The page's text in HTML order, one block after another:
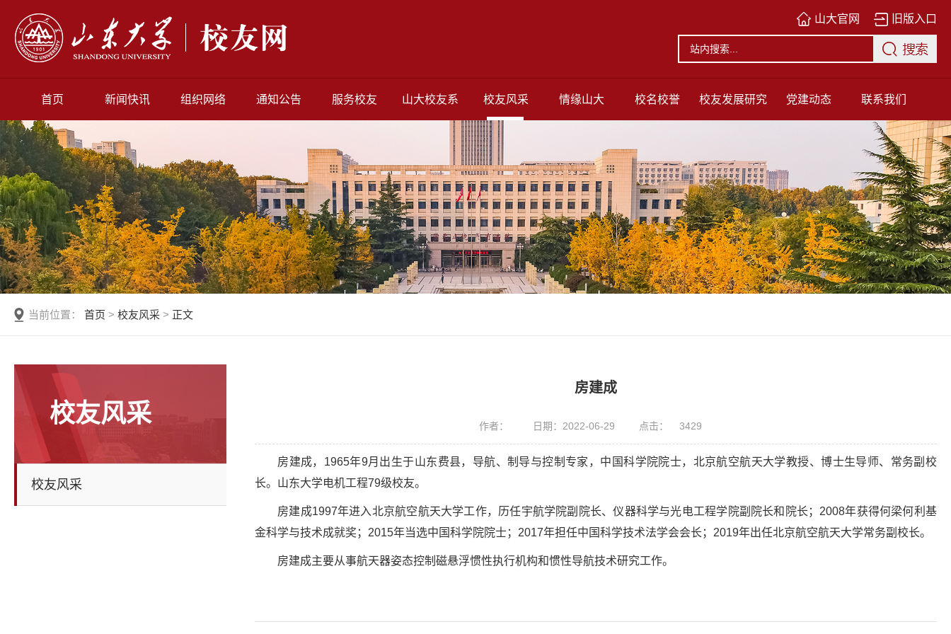
山大官网 旧版入口
首页 新闻快讯 组织网络 通知公告 服务校友 山大校友系 校友风采 情缘山大 校名校誉 校友发展研究 党建动态 联系我们
当前位置：首页 >校友风采 > 正文
校友风采
校友风采
房建成
作者： 日期：2022-06-29 点击： 3429
房建成，1965年9月出生于山东费县，导航、制导与控制专家，中国科学院院士，北京航空航天大学教授、博士生导师、常务副校
长。山东大学电机工程79级校友。
房建成1997年进入北京航空航天大学工作，历任宇航学院副院长、仪器科学与光电工程学院副院长和院长；2008年获得何梁何利基
金科学与技术成就奖；2015年当选中国科学院院士；2017年担任中国科学技术法学会会长；2019年出任北京航空航天大学常务副校长。
房建成主要从事航天器姿态控制磁悬浮惯性执行机构和惯性导航技术研究工作。